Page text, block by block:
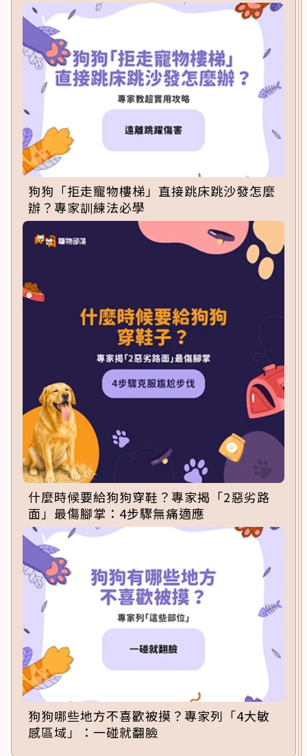
狗狗「拒走寵物樓梯」直接跳床跳沙發怎麼
辦？專家訓練法必學
什麼時候要給狗狗穿鞋？專家揭「2惡劣路
面」最傷腳掌：4步驟無痛適應
狗狗哪些地方不喜歡被摸？專家列「4大敏
感區域」：一碰就翻臉